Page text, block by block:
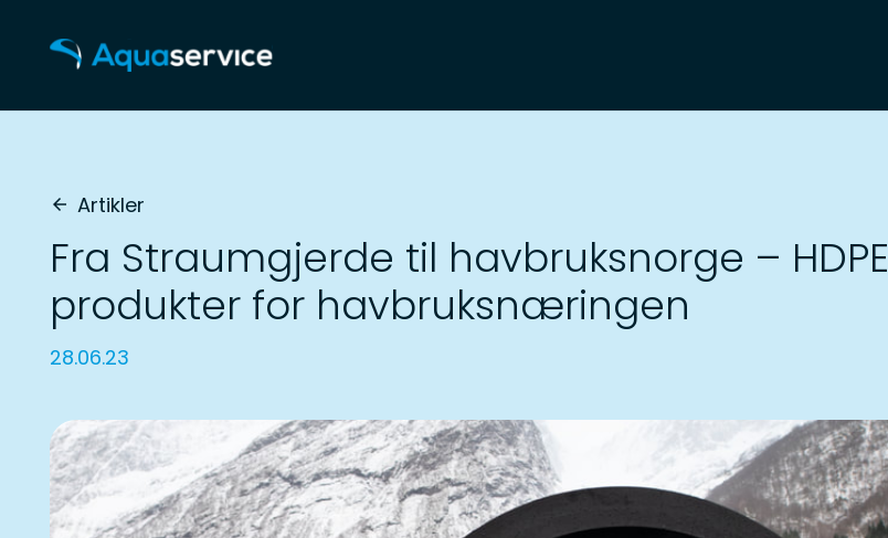
arrow_back Artikler
Fra Straumgjerde til havbruksnorge – HDPE
produkter for havbruksnæringen
28.06.23